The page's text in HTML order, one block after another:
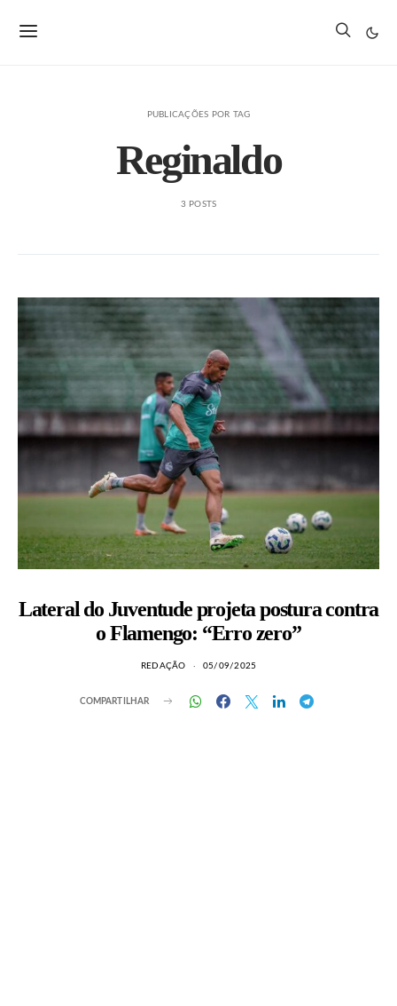
PUBLICAÇÕES POR TAG
Reginaldo
3 POSTS
Lateral do Juventude projeta postura contra
o Flamengo: “Erro zero”
REDAÇÃO 05/09/2025
COMPARTILHAR